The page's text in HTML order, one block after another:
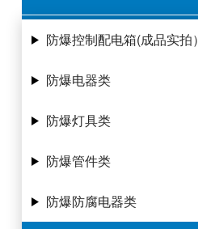
防爆控制配电箱(成品实拍）
防爆电器类
防爆灯具类
防爆管件类
防爆防腐电器类